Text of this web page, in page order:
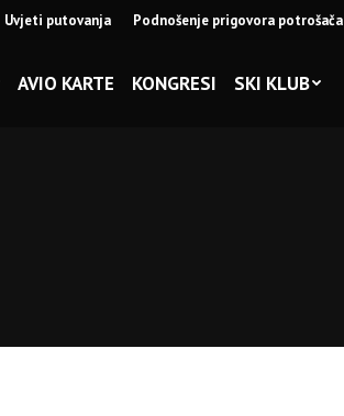
Uvjeti putovanja Podnošenje prigovora potrošača
AVIO KARTE KONGRESI SKI KLUB